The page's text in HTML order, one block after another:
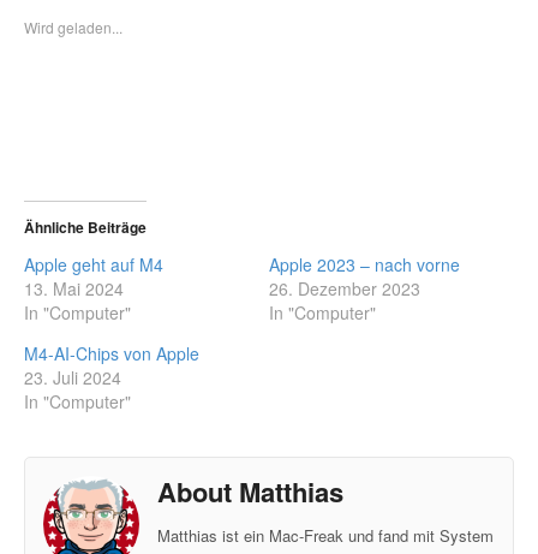
Wird geladen...
Ähnliche Beiträge
Apple geht auf M4
13. Mai 2024
In "Computer"
Apple 2023 – nach vorne
26. Dezember 2023
In "Computer"
M4-AI-Chips von Apple
23. Juli 2024
In "Computer"
About Matthias
Matthias ist ein Mac-Freak und fand mit System